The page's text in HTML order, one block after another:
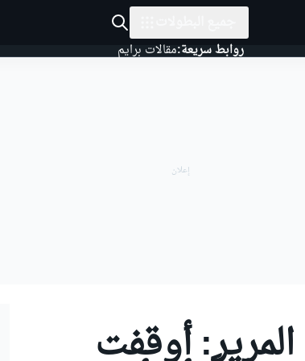
روابط سريعة:مقالات برايم
أوقفت